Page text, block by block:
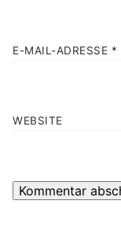
E-MAIL-ADRESSE *
WEBSITE